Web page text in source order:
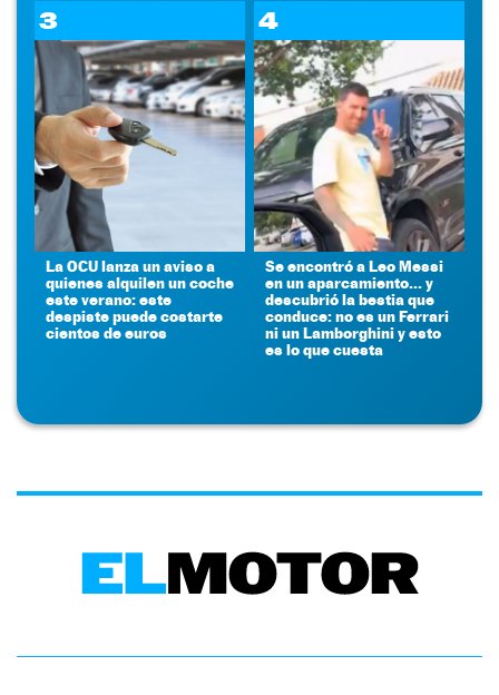
3
La OCU lanza un aviso a
quienes alquilen un coche
este verano: este
despiste puede costarte
cientos de euros
4
Se encontró a Leo Messi
en un aparcamiento... y
descubrió la bestia que
conduce: no es un Ferrari
ni un Lamborghini y esto
es lo que cuesta